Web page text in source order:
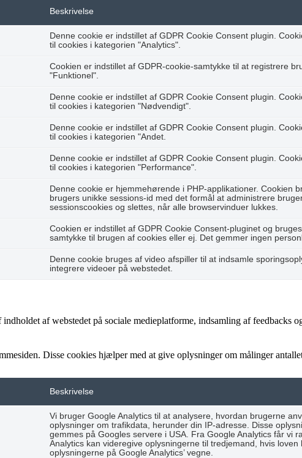
Beskrivelse
Denne cookie er indstillet af GDPR Cookie Consent plugin.
til cookies i kategorien "Analytics".
Cookien er indstillet af GDPR-cookie-samtykke til at registrere
"Funktionel".
Denne cookie er indstillet af GDPR Cookie Consent plugin.
til cookies i kategorien "Nødvendigt".
Denne cookie er indstillet af GDPR Cookie Consent plugin.
til cookies i kategorien "Andet.
Denne cookie er indstillet af GDPR Cookie Consent plugin.
til cookies i kategorien "Performance".
Denne cookie er hjemmehørende i PHP-applikationer. Cookien
brugers unikke sessions-id med det formål at administrere
sessionscookies og slettes, når alle browservinduer lukkes.
Cookien er indstillet af GDPR Cookie Consent-pluginet og
samtykke til brugen af cookies eller ej. Det gemmer ingen
Denne cookie bruges af video afspiller til at indsamle
integrere videoer på webstedet.
af webstedet på sociale medieplatforme, indsamling af feedbacks
Disse cookies hjælper med at give oplysninger om målinger
Beskrivelse
Vi bruger Google Analytics til at analysere, hvordan brugerne
oplysninger om trafikdata, herunder din IP-adresse. Disse
gemmes på Googles servere i USA. Fra Google Analytics får vi
Analytics kan videregive oplysningerne til tredjemand, hvis
oplysningerne på Google Analytics’ vegne.